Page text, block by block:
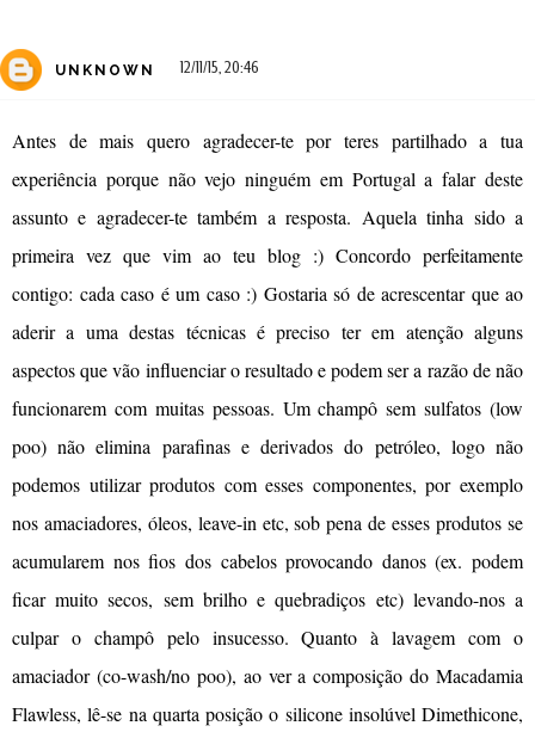
UNKNOWN 12/11/15, 20:46
Antes de mais quero agradecer-te por teres partilhado a tua
experiência porque não vejo ninguém em Portugal a falar deste
assunto e agradecer-te também a resposta. Aquela tinha sido a
primeira vez que vim ao teu blog :) Concordo perfeitamente
contigo: cada caso é um caso :) Gostaria só de acrescentar que ao
aderir a uma destas técnicas é preciso ter em atenção alguns
aspectos que vão influenciar o resultado e podem ser a razão de não
funcionarem com muitas pessoas. Um champô sem sulfatos (low
poo) não elimina parafinas e derivados do petróleo, logo não
podemos utilizar produtos com esses componentes, por exemplo
nos amaciadores, óleos, leave-in etc, sob pena de esses produtos se
acumularem nos fios dos cabelos provocando danos (ex. podem
ficar muito secos, sem brilho e quebradiços etc) levando-nos a
culpar o champô pelo insucesso. Quanto à lavagem com o
amaciador (co-wash/no poo), ao ver a composição do Macadamia
Flawless, lê-se na quarta posição o silicone insolúvel Dimethicone,